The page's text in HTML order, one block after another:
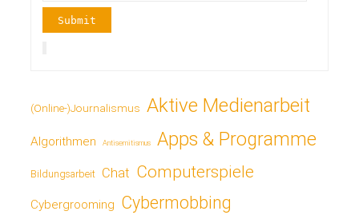
(Online-)Journalismus Aktive Medienarbeit
Algorithmen Antisemitismus Apps & Programme
Bildungsarbeit Chat Computerspiele
Cybergrooming Cybermobbing